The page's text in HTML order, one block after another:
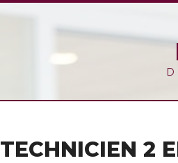
TECHNICIEN 2